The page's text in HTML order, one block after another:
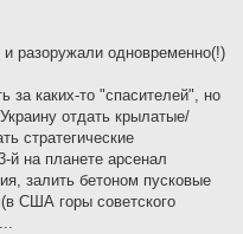
разоружали одновременно(!)
за каких-то "спасителей", но
отдать крылатые/
стратегические
й на планете арсенал
залить бетоном пусковые
США горы советского